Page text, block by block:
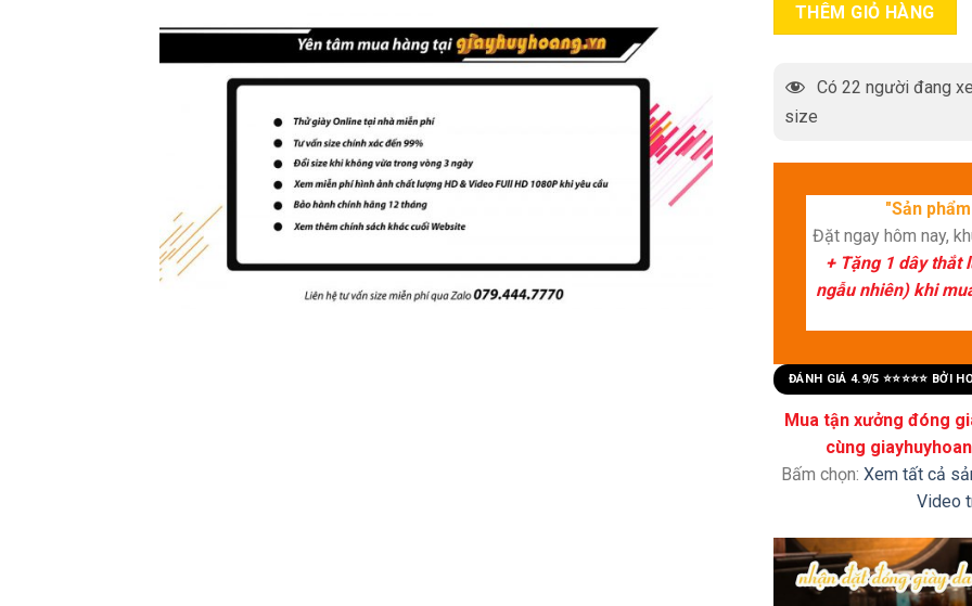
THÊM GIỎ HÀNG
Có 22 người đang
size
"Sản
Đặt ngay hôm nay,
+ Tặng 1 dây thắt
ngẫu nhiên) khi
ĐÁNH GIÁ 4.9/5 ⭐⭐⭐⭐⭐ BỞI
Mua tận xưởng đóng
cùng
Bấm chọn: Xem tất cả
Video